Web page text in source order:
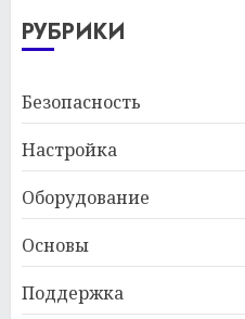
РУБРИКИ
Безопасность
Настройка
Оборудование
Основы
Поддержка